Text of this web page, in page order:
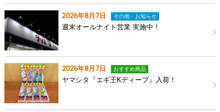
2026年8月7日 その他・お知らせ
週末オールナイト営業 実施中！
2026年8月7日 おすすめ商品
ヤマシタ『エギ王Kディープ』入荷！